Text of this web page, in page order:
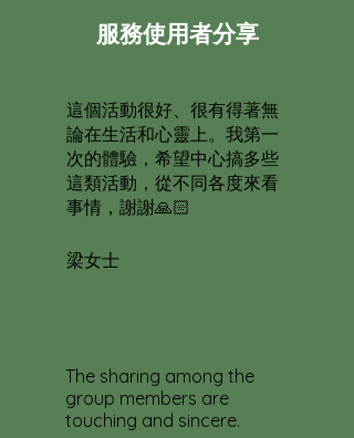
​服務使用者分享
這個活動很好、很有得著無
論在生活和心靈上。我第一
次的體驗，希望中心搞多些
這類活動，從不同各度來看
事情，謝謝🙏🏻
梁女士
The sharing among the
group members are
touching and sincere.